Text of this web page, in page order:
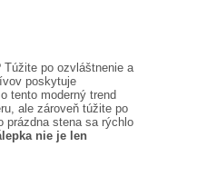
po ozvláštnenie a
poskytuje
tento moderný trend
ale zároveň túžite po
prázdna stena sa rýchlo
nie je len